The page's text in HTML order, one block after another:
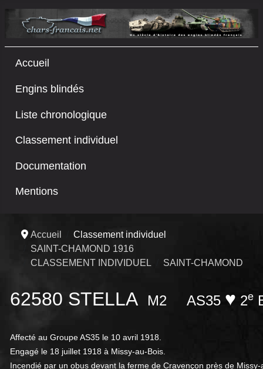
Accueil
Engins blindés
Liste chronologique
Classement individuel
Documentation
Mentions
Accueil
Classement individuel
SAINT-CHAMOND 1916
CLASSEMENT INDIVIDUEL
SAINT-CHAMOND
62580 STELLA M2 AS35 ♥ 2e
Affecté au Groupe AS35 le 10 avril 1918.
Engagé le 18 juillet 1918 à Missy-au-Bois.
Incendié par un obus devant la ferme de Cravençon près de